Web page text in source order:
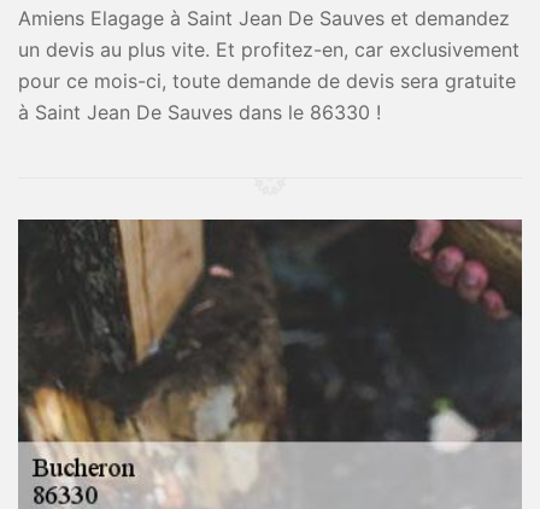
Amiens Elagage à Saint Jean De Sauves et demandez
un devis au plus vite. Et profitez-en, car exclusivement
pour ce mois-ci, toute demande de devis sera gratuite
à Saint Jean De Sauves dans le 86330 !